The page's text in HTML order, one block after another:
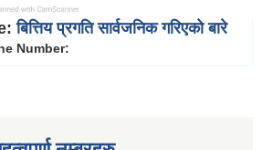
बित्तिय प्रगति सार्वजनिक गरिएको बारे
Number: